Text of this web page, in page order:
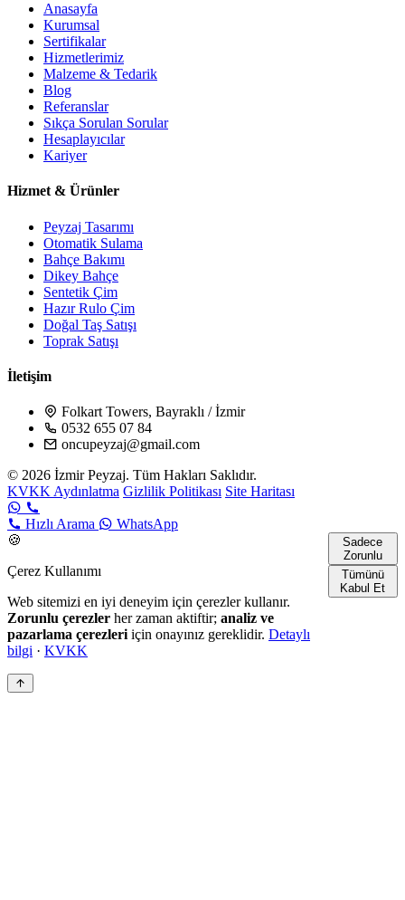
Anasayfa
Kurumsal
Sertifikalar
Hizmetlerimiz
Malzeme & Tedarik
Blog
Referanslar
Sıkça Sorulan Sorular
Hesaplayıcılar
Kariyer
Hizmet & Ürünler
Peyzaj Tasarımı
Otomatik Sulama
Bahçe Bakımı
Dikey Bahçe
Sentetik Çim
Hazır Rulo Çim
Doğal Taş Satışı
Toprak Satışı
İletişim
Folkart Towers, Bayraklı / İzmir
0532 655 07 84
oncupeyzaj@gmail.com
© 2026 İzmir Peyzaj. Tüm Hakları Saklıdır.
KVKK Aydınlatma Gizlilik Politikası Site Haritası
Hızlı Arama
WhatsApp
🍪
Çerez Kullanımı
Web sitemizi en iyi deneyim için çerezler kullanır.
Zorunlu çerezler her zaman aktiftir; analiz ve
pazarlama çerezleri için onayınız gereklidir. Detaylı
bilgi · KVKK
Sadece
Zorunlu
Tümünü
Kabul Et